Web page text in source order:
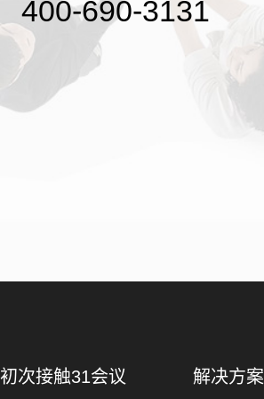
400-690-3131
初次接触31会议 解决方案